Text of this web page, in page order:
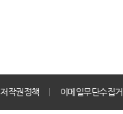
저작권정책 이메일무단수집